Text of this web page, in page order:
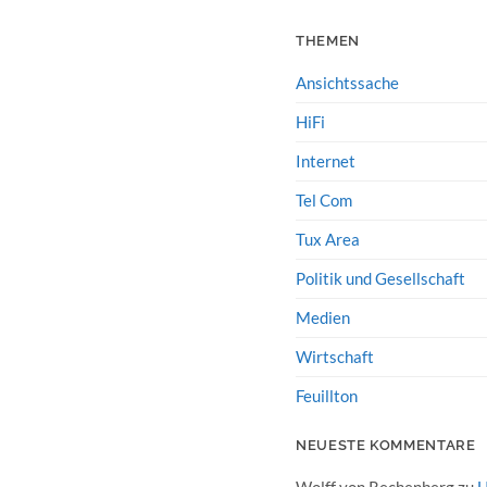
THEMEN
Ansichtssache
HiFi
Internet
Tel Com
Tux Area
Politik und Gesellschaft
Medien
Wirtschaft
Feuillton
NEUESTE KOMMENTARE